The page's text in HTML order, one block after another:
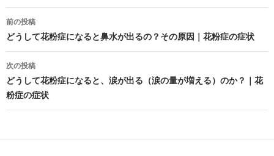
投
稿
ナ
ビ
ゲ
シ
前の投稿
どうして花粉症になると鼻水が出るの？その原因｜花粉症の症状
次の投稿
どうして花粉症になると、涙が出る（涙の量が増える）のか？｜花
粉症の症状